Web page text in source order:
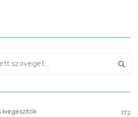
kiegészítők
172